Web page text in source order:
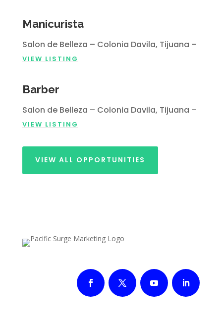
Manicurista
Salon de Belleza – Colonia Davila, Tijuana –
VIEW LISTING
Barber
Salon de Belleza – Colonia Davila, Tijuana –
VIEW LISTING
VIEW ALL OPPORTUNITIES